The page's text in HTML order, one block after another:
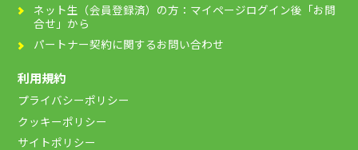
ネット生（会員登録済）の方：マイページログイン後「お問
合せ」から
パートナー契約に関するお問い合わせ
利用規約
プライバシーポリシー
クッキーポリシー
サイトポリシー